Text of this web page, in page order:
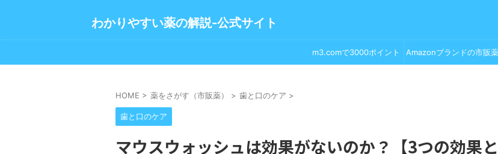
わかりやすい薬の解説-公式サイト
m3.comで3000ポイント Amazonブランドの市販薬
HOME > 薬をさがす（市販薬） > 歯と口のケア >
歯と口のケア
マウスウォッシュは効果がないのか？【3つの効果と